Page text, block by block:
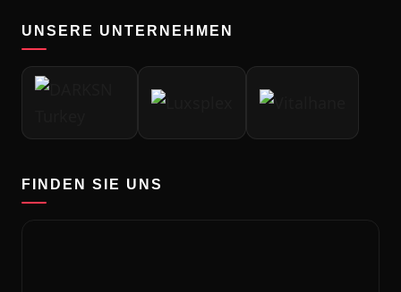
UNSERE UNTERNEHMEN
FINDEN SIE UNS